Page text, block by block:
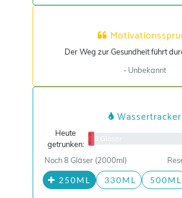
Der Weg zur Gesundheit führt
- Unbekannt
Wassertracker
Heute
getrunken:
0/8 Gläser
Noch 8 Gläser (2000ml)
250ML 330ML 500ML